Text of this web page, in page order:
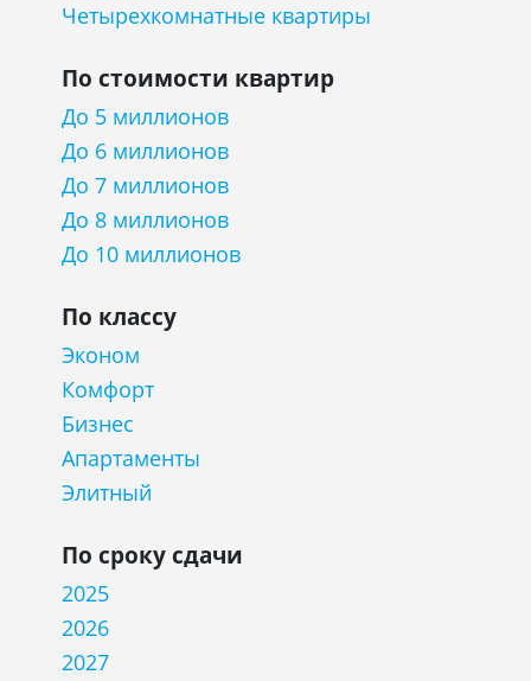
Четырехкомнатные квартиры
По стоимости квартир
До 5 миллионов
До 6 миллионов
До 7 миллионов
До 8 миллионов
До 10 миллионов
По классу
Эконом
Комфорт
Бизнес
Апартаменты
Элитный
По сроку сдачи
2025
2026
2027